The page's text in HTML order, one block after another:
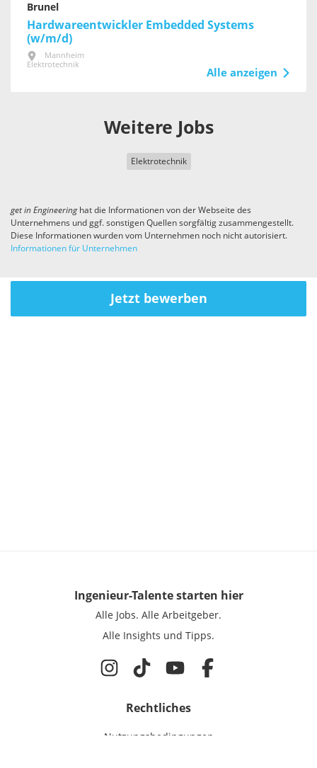
Brunel
Hardwareentwickler Embedded Systems
(w/m/d)
Mannheim
Elektrotechnik
Alle anzeigen
Weitere Jobs
Elektrotechnik
get in Engineeringhat die Informationen von der Webseite des
Unternehmens und ggf. sonstigen Quellen sorgfältig zusammengestellt.
Diese Informationen wurden vom Unternehmen noch nicht autorisiert.
Informationen für Unternehmen
Jetzt bewerben
Ingenieur-Talentestarten hier
Alle Jobs. Alle Arbeitgeber.
Alle Insights und Tipps.
Rechtliches
Nutzungsbedingungen